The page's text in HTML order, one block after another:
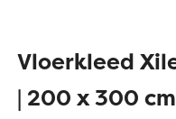
Vloerkleed
| 200 x 300 cm